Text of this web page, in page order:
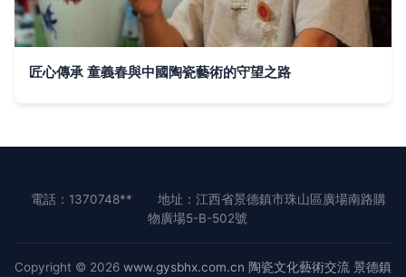
匠心傳承 童義春與中國陶瓷藝術的守望之路
電話：1370748**
地址：江西省景德鎮市珠山區廣場南路購
物廣場5-B-502號
Copyright © 2026 www.gysbhx.com.cn 陶瓷文化藝術交流 景德鎮